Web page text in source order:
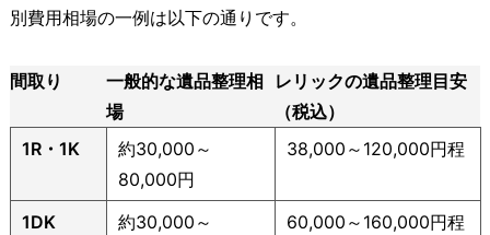
別費用相場の一例は以下の通りです。
間取り
一般的な遺品整理相
場
レリックの遺品整理目安
（税込）
1R・1K
約30,000～
80,000円
38,000～120,000円程
1DK
約30,000～
60,000～160,000円程